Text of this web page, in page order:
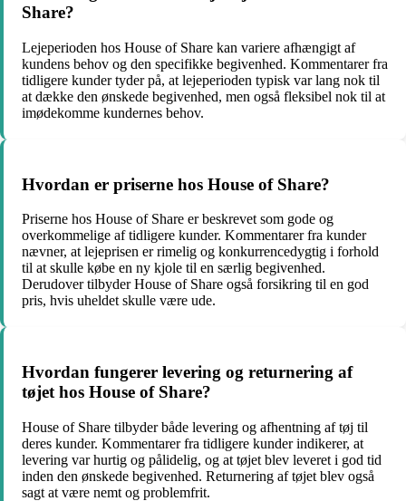
Share?
Lejeperioden hos House of Share kan variere afhængigt af
kundens behov og den specifikke begivenhed. Kommentarer fra
tidligere kunder tyder på, at lejeperioden typisk var lang nok til
at dække den ønskede begivenhed, men også fleksibel nok til at
imødekomme kundernes behov.
Hvordan er priserne hos House of Share?
Priserne hos House of Share er beskrevet som gode og
overkommelige af tidligere kunder. Kommentarer fra kunder
nævner, at lejeprisen er rimelig og konkurrencedygtig i forhold
til at skulle købe en ny kjole til en særlig begivenhed.
Derudover tilbyder House of Share også forsikring til en god
pris, hvis uheldet skulle være ude.
Hvordan fungerer levering og returnering af
tøjet hos House of Share?
House of Share tilbyder både levering og afhentning af tøj til
deres kunder. Kommentarer fra tidligere kunder indikerer, at
levering var hurtig og pålidelig, og at tøjet blev leveret i god tid
inden den ønskede begivenhed. Returnering af tøjet blev også
sagt at være nemt og problemfrit.